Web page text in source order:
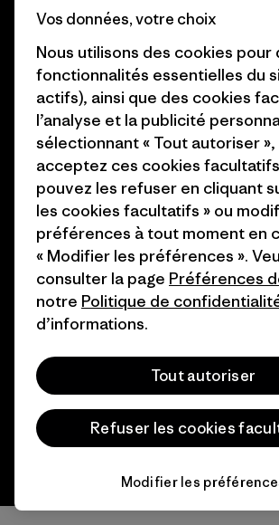
Business Unusual
Objectifs climatiques
1% For The Planet
Comment nous finançons
Nos magasins
Presse et
Industry
Programme
Patagonia
© 2026 Patagonia, Inc. All Rights Reserved.
français
Vos données, votre choix
Nous utilisons des cookies pour
fonctionnalités essentielles du
actifs), ainsi que des cookies
l’analyse et la publicité
sélectionnant « Tout autoriser »,
acceptez ces cookies
pouvez les refuser en cliquant
les cookies facultatifs » ou
préférences à tout moment en
« Modifier les préférences ».
consulter la page Préférences
notre Politique de
d’informations.
Tout autoriser
Refuser les cookies
Modifier les